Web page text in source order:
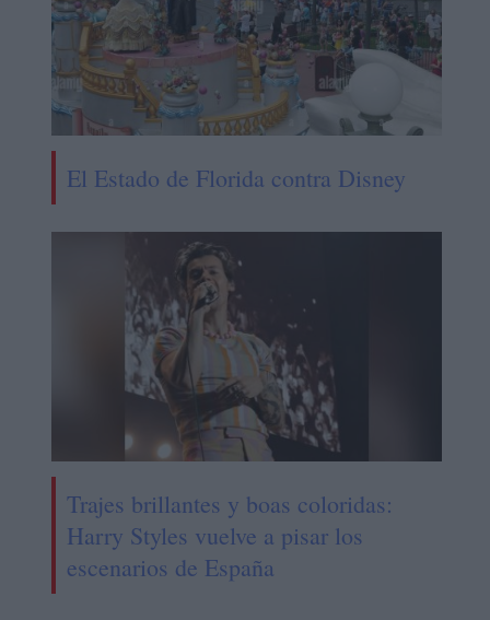
El Estado de Florida contra Disney
Trajes brillantes y boas coloridas:
Harry Styles vuelve a pisar los
escenarios de España